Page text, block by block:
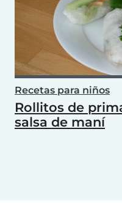
Recetas para niños
Rollitos de
salsa de maní